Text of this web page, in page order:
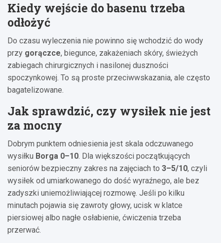
Kiedy wejście do basenu trzeba
odłożyć
Do czasu wyleczenia nie powinno się wchodzić do wody
przy gorączce, biegunce, zakażeniach skóry, świeżych
zabiegach chirurgicznych i nasilonej duszności
spoczynkowej. To są proste przeciwwskazania, ale często
bagatelizowane.
Jak sprawdzić, czy wysiłek nie jest
za mocny
Dobrym punktem odniesienia jest skala odczuwanego
wysiłku Borga 0–10. Dla większości początkujących
seniorów bezpieczny zakres na zajęciach to 3–5/10, czyli
wysiłek od umiarkowanego do dość wyraźnego, ale bez
zadyszki uniemożliwiającej rozmowę. Jeśli po kilku
minutach pojawia się zawroty głowy, ucisk w klatce
piersiowej albo nagłe osłabienie, ćwiczenia trzeba
przerwać.